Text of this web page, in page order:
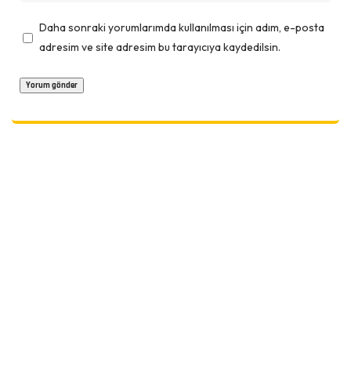
Daha sonraki yorumlarımda kullanılması için adım, e-posta
adresim ve site adresim bu tarayıcıya kaydedilsin.